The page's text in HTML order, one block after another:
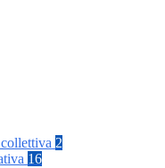
2
16